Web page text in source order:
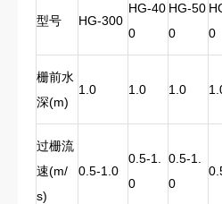
型号 HG-300
HG-40
0
HG-50
0
0
栅前水
深(m)
1.0 1.0 1.0
过栅流
速(m/
s)
0.5-1.0
0.5-1.
0
0.5-1.
0